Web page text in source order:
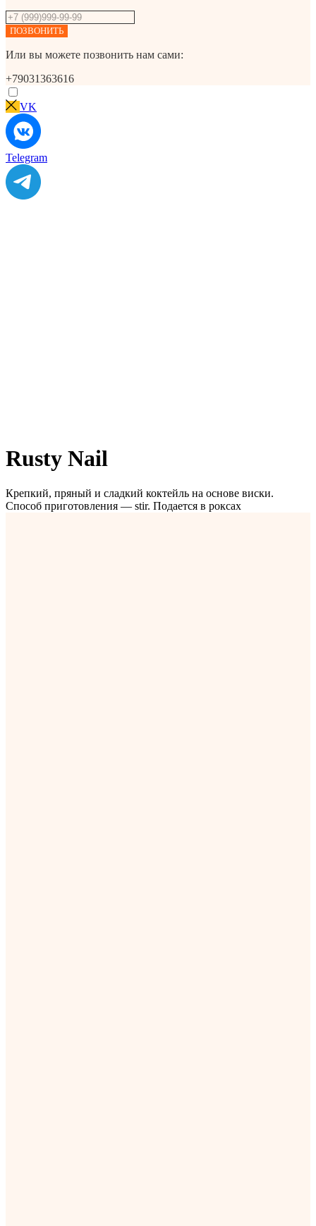
ПОЗВОНИТЬ
Или вы можете позвонить нам сами:
+79031363616
VK
Telegram
Rusty Nail
Крепкий, пряный и сладкий коктейль на основе виски.
Способ приготовления — stir. Подается в роксах